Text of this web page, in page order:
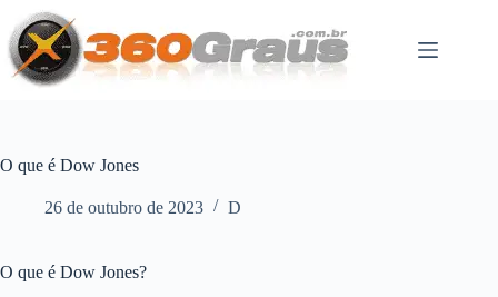
para
conteúdo
O que é Dow Jones
26 de outubro de 2023 D
O que é Dow Jones?